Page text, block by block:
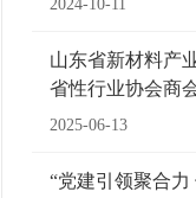
2024-10-11
山东省新材料产
省性行业协会商
2025-06-13
“党建引领聚合